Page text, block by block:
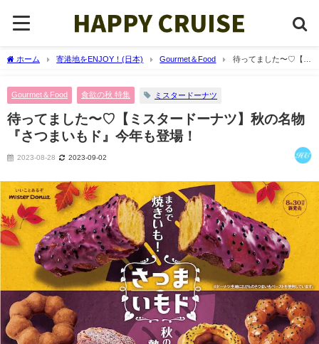
ホーム 寄港地をENJOY！(日本) Gourmet＆Food
待ってました〜♡【ミ
Gourmet＆Food 食欲の秋 特集 ミスタードーナツ
待ってました〜♡【ミスタードーナツ】秋の名物
『さつまいもド』今年も登場！
2023-08-28 2023-09-02